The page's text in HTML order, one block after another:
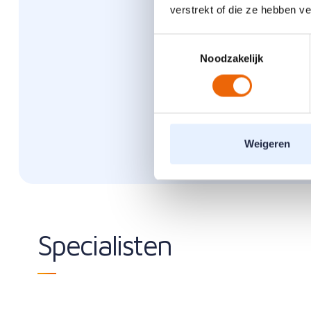
verstrekt of die ze hebben
Noodzakelijk
Weigeren
Het
bij Fysio
naar
Specialisten